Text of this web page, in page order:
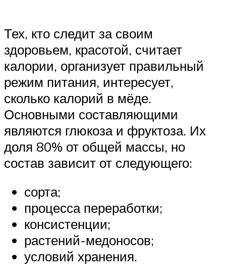
Тех, кто следит за своим
здоровьем, красотой, считает
калории, организует правильный
режим питания, интересует,
сколько калорий в мёде.
Основными составляющими
являются глюкоза и фруктоза. Их
доля 80% от общей массы, но
состав зависит от следующего:
сорта;
процесса переработки;
консистенции;
растений-медоносов;
условий хранения.